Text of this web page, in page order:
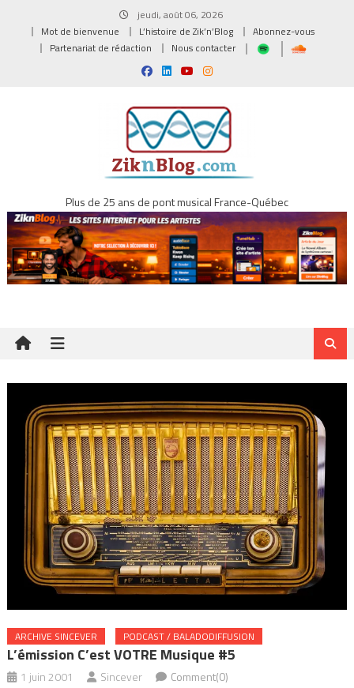
jeudi, août 06, 2026
Mot de bienvenue
L’histoire de Zik’n’Blog
Abonnez-vous
Partenariat de rédaction
Nous contacter
Plus de 25 ans de pont musical France-Québec
ARCHIVE SINCEVER PODCAST / BALADODIFFUSION
L’émission C’est VOTRE Musique #5
1 juin 2001 Sincever Comment(0)